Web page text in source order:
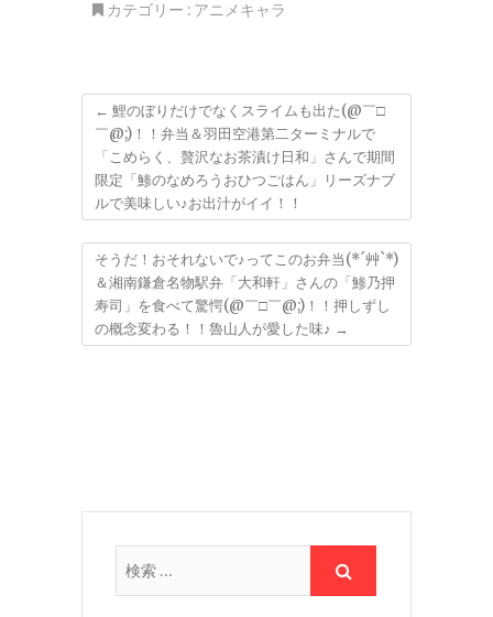
カテゴリー : アニメキャラ
← 鯉のぼりだけでなくスライムも出た(@￣□
￣@;)！！弁当＆羽田空港第二ターミナルで
「こめらく、贅沢なお茶漬け日和」さんで期間
限定「鯵のなめろうおひつごはん」リーズナブ
ルで美味しい♪お出汁がイイ！！
そうだ！おそれないで♪ってこのお弁当(*´艸`*)
＆湘南鎌倉名物駅弁「大和軒」さんの「鯵乃押
寿司」を食べて驚愕(@￣□￣@;)！！押しずし
の概念変わる！！魯山人が愛した味♪ →